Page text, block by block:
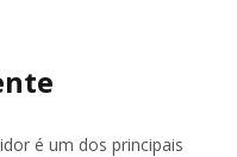
é um dos principais